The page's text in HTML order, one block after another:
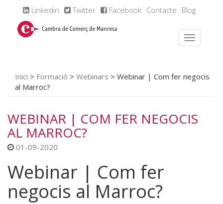
Linkedin Twitter Facebook Contacte Blog
Inici > Formació > Webinars > Webinar | Com fer negocis
al Marroc?
WEBINAR | COM FER NEGOCIS
AL MARROC?
01-09-2020
Webinar | Com fer
negocis al Marroc?